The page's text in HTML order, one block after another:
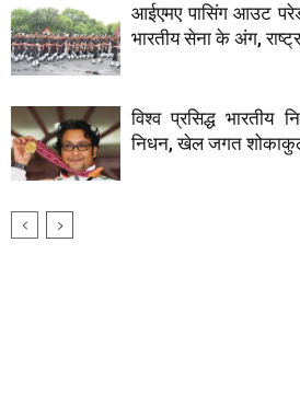
आईएमए पासिंग आउट
भारतीय सेना के अंग,
विश्व प्रसिद्ध भारतीय
निधन, खेल जगत